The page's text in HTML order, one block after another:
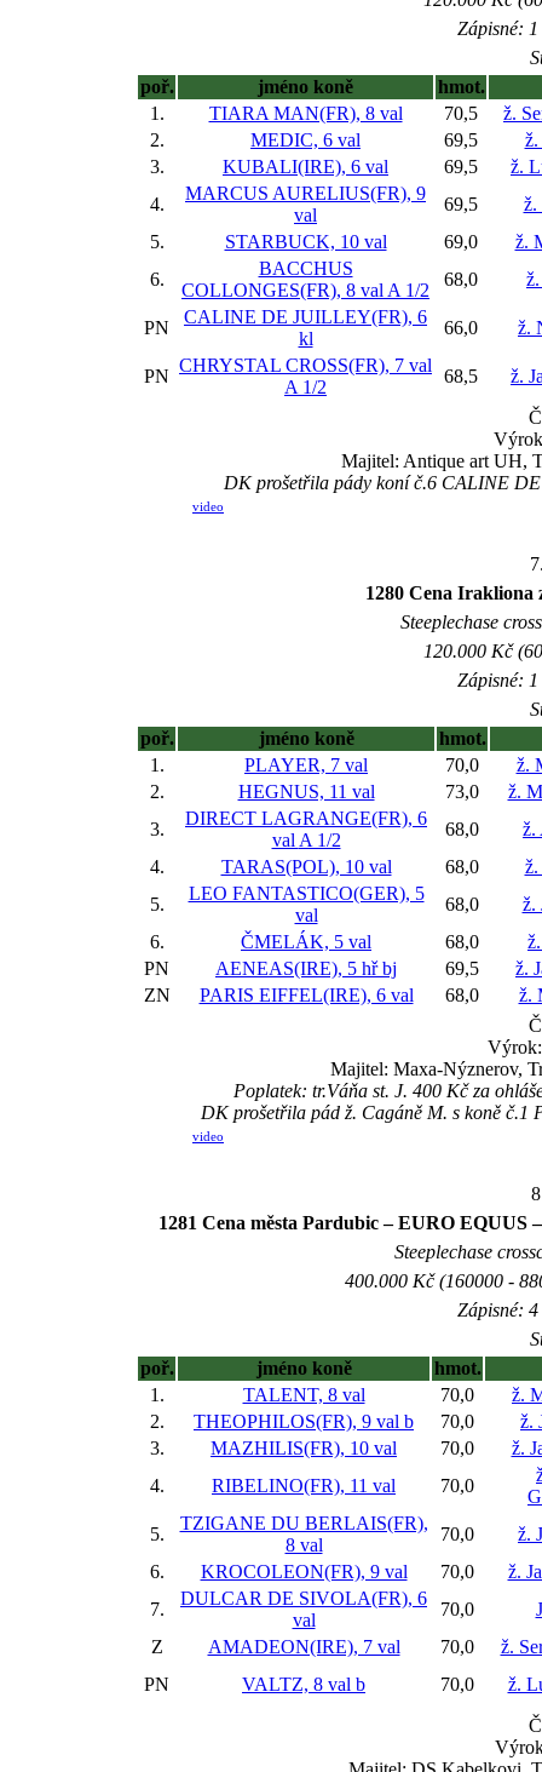
Zápisné:
poř.
jméno koně
hmot.
1.
TIARA MAN(FR), 8 val 70,5
ž.
2.
MEDIC, 6 val 69,5
ž.
3.
KUBALI(IRE), 6 val 69,5
ž.
4.
MARCUS AURELIUS(FR), 9
val
69,5
ž.
5.
STARBUCK, 10 val 69,0
ž.
6.
BACCHUS
COLLONGES(FR), 8 val A 1/2
68,0
PN
CALINE DE JUILLEY(FR), 6
kl
66,0 ž.
PN
CHRYSTAL CROSS(FR), 7 val
A 1/2
68,5
ž.
Majitel: Antique art UH,
DK prošetřila pády koní č.6 CALINE
video
1280 Cena
Steeplechase
120.000 Kč
Zápisné:
poř.
jméno koně
hmot.
1.
PLAYER, 7 val 70,0
ž.
2.
HEGNUS, 11 val 73,0
ž.
3.
DIRECT LAGRANGE(FR), 6
val A 1/2
68,0
ž.
4.
TARAS(POL), 10 val 68,0
ž.
5.
LEO FANTASTICO(GER), 5
val
68,0
ž.
6.
ČMELÁK, 5 val 68,0
PN
AENEAS(IRE), 5 hřbj 69,5
ž.
ZN
PARIS EIFFEL(IRE), 6 val 68,0
ž.
Majitel: Maxa-Nýznerov,
Poplatek: tr.Váňa st. J. 400 Kč za
DK prošetřila pád ž. Cagáně M. s koně č.1
video
1281 Cena města Pardubic – EURO
Steeplechase
400.000 Kč (160000 -
Zápisné:
poř.
jméno koně
hmot.
1.
TALENT, 8 val 70,0
ž.
2.
THEOPHILOS(FR), 9 val b 70,0
ž.
3.
MAZHILIS(FR), 10 val 70,0
ž.
4.
RIBELINO(FR), 11 val 70,0
5.
TZIGANE DU BERLAIS(FR),
8 val
70,0
ž.
6.
KROCOLEON(FR), 9 val 70,0
ž.
7.
DULCAR DE SIVOLA(FR), 6
val
70,0
Z
AMADEON(IRE), 7 val 70,0
ž.
PN
VALTZ, 8 val b 70,0
ž.